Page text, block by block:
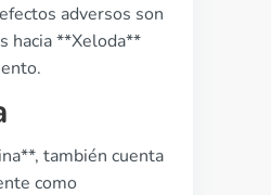
adversos son
hacia **Xeloda**
también cuenta
como